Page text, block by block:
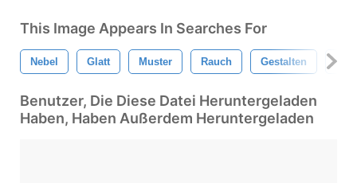
This Image Appears In Searches For
Nebel Glatt Muster Rauch Gestalten
Benutzer, Die Diese Datei Heruntergeladen
Haben, Haben Außerdem Heruntergeladen